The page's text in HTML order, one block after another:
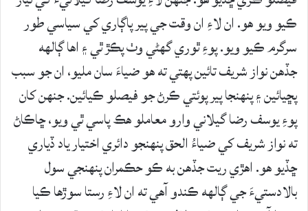
ڪيو ويو هو. ان لاءِ ان وقت جي پير پاڳاري کي سياسي طور
سرگرم ڪيو ويو. پوءِ ٿوري گهڻي وٺ پڪڙ ٿي ۽ اها ڳالهه
جڏهن نواز شريف تائين پهتي ته هو ضياءَ سان مليو، ان جو سبب
پڇيائين ۽ پنهنجا پير پوئتي ڪرڻ جو فيصلو ڪيائين. جنهن کان
پوءِ يوسف رضا گيلاني وارو معاملو هڪ پاسي ٿي ويو، ڇاڪاڻ
ته نواز شريف کي ضياءُ الحق پنهنجو دائري اختيار ياد ڏياري
ڇڏيو هو. اهڙي ريت جڏهن به ڪو حڪمران پنهنجي سول
بالادستيءَ جي ڳالهه ڪندو آهي ته ان لاءِ رستا سوڙها ڪيا